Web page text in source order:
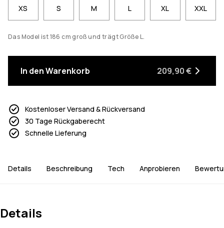
XS S M L XL XXL
Das Model ist 186 cm groß und trägt Größe L.
In den Warenkorb 209,90 €
Kostenloser Versand & Rückversand
30 Tage Rückgaberecht
Schnelle Lieferung
Details Beschreibung Tech Anprobieren
Details